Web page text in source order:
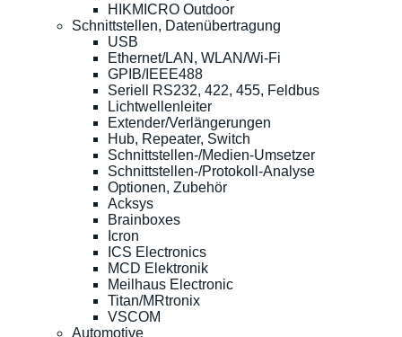
HIKMICRO Outdoor
Schnittstellen, Datenübertragung
USB
Ethernet/LAN, WLAN/Wi-Fi
GPIB/IEEE488
Seriell RS232, 422, 455, Feldbus
Lichtwellenleiter
Extender/Verlängerungen
Hub, Repeater, Switch
Schnittstellen-/Medien-Umsetzer
Schnittstellen-/Protokoll-Analyse
Optionen, Zubehör
Acksys
Brainboxes
Icron
ICS Electronics
MCD Elektronik
Meilhaus Electronic
Titan/MRtronix
VSCOM
Automotive